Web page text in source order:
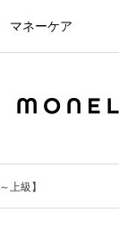
マネーケア
上級】